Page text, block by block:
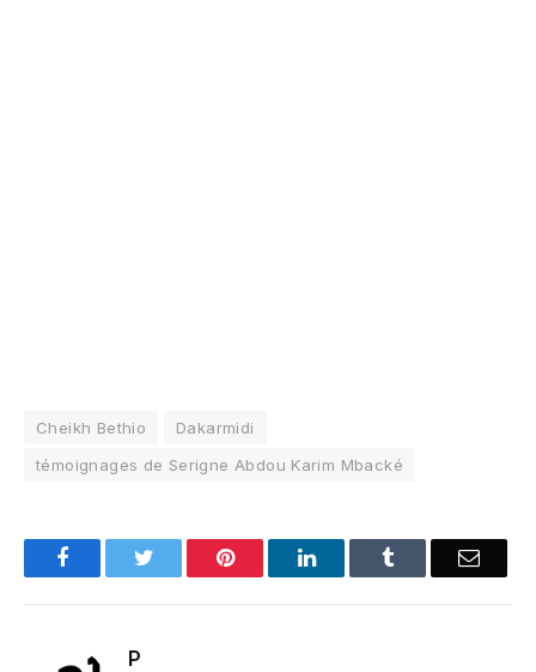
Cheikh Bethio
Dakarmidi
témoignages de Serigne Abdou Karim Mbacké
FacebookTwitter Pinterest LinkedInTumblr Email
P